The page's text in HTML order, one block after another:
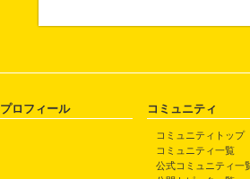
プロフィール コミュニティ
コミュニティトップ
コミュニティ一覧
公式コミュニティ一